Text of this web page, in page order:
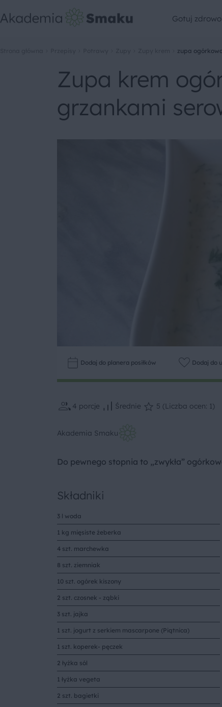
Gotuj zdrowo
zupa
Zupa krem
grzankami
Dodaj do planera posiłków Dodaj do
4 porcje Średnie 5 (Liczba ocen: 1)
Akademia Smaku
Do pewnego stopnia to „zwykła”
Składniki
3 l woda
1 kg mięsiste żeberka
4 szt. marchewka
8 szt. ziemniak
10 szt. ogórek kiszony
2 szt. czosnek - ząbki
3 szt. jajka
1 szt. jogurt z serkiem mascarpone (Piątnica)
1 szt. koperek- pęczek
2 łyżka sól
1 łyżka vegeta
2 szt. bagietki